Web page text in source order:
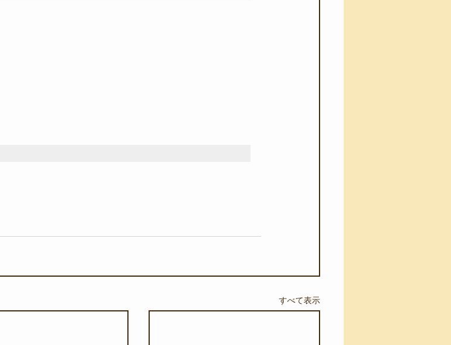
すべて表示